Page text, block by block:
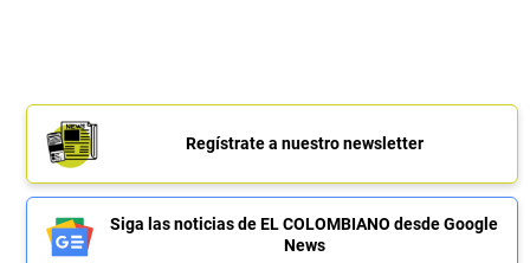
Regístrate a nuestro newsletter
Siga las noticias de EL COLOMBIANO desde Google
News